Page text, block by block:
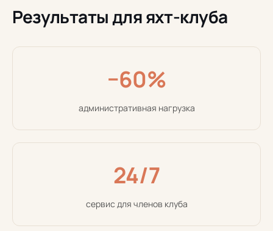
Результаты для яхт-клуба
−60%
административная нагрузка
24/7
сервис для членов клуба